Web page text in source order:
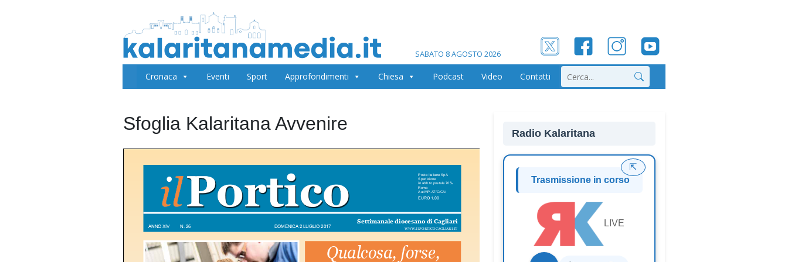
SABATO 8 AGOSTO 2026
Cronaca Eventi Sport Approfondimenti Chiesa Podcast Video Contatti Cerca
Sfoglia Kalaritana Avvenire Radio Kalaritana
Trasmissione in corso
LIVE
⇱